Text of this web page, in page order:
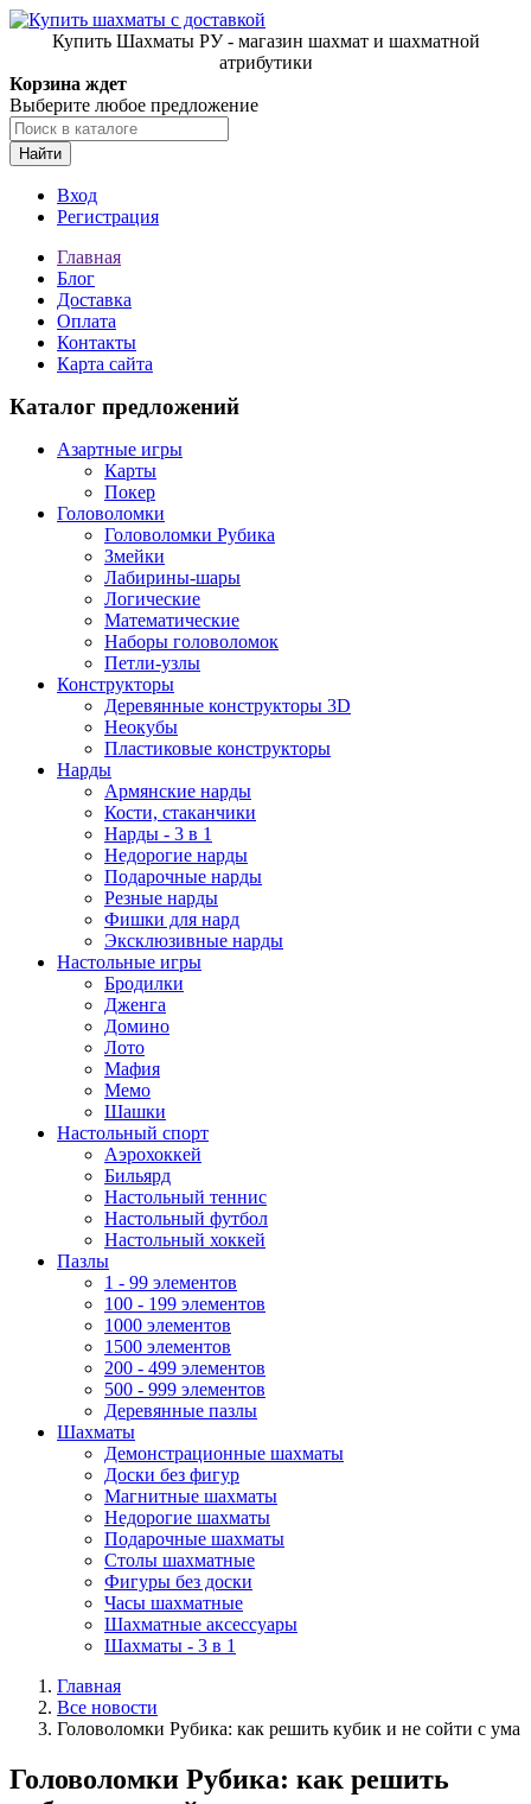
Купить Шахматы РУ - магазин шахмат и шахматной
атрибутики
Корзина ждет
Выберите любое предложение
Найти
Вход
Регистрация
Главная
Блог
Доставка
Оплата
Контакты
Карта сайта
Каталог предложений
Азартные игры
Карты
Покер
Головоломки
Головоломки Рубика
Змейки
Лабирины-шары
Логические
Математические
Наборы головоломок
Петли-узлы
Конструкторы
Деревянные конструкторы 3D
Неокубы
Пластиковые конструкторы
Нарды
Армянские нарды
Кости, стаканчики
Нарды - 3 в 1
Недорогие нарды
Подарочные нарды
Резные нарды
Фишки для нард
Эксклюзивные нарды
Настольные игры
Бродилки
Дженга
Домино
Лото
Мафия
Мемо
Шашки
Настольный спорт
Аэрохоккей
Бильярд
Настольный теннис
Настольный футбол
Настольный хоккей
Пазлы
1 - 99 элементов
100 - 199 элементов
1000 элементов
1500 элементов
200 - 499 элементов
500 - 999 элементов
Деревянные пазлы
Шахматы
Демонстрационные шахматы
Доски без фигур
Магнитные шахматы
Недорогие шахматы
Подарочные шахматы
Столы шахматные
Фигуры без доски
Часы шахматные
Шахматные аксессуары
Шахматы - 3 в 1
Главная
Все новости
Головоломки Рубика: как решить кубик и не сойти с ума
Головоломки Рубика: как решить